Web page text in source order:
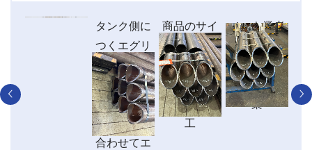
加
タンク側に
つくエグリ
加工
タンクに取
り付ける
為、曲線に
合わせてエ
商品のサイ
ズ125A
150Aのパイ
プに接合す
るように加
工
メッキ業者
と打合せ
し、最適な
孔位置を提
案
芯